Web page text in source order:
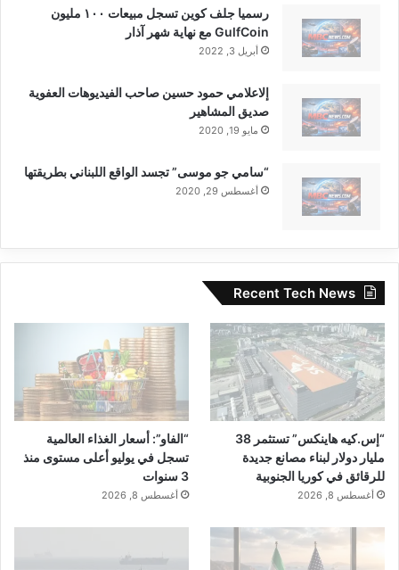
رسميا جلف كوين تسجل مبيعات ١٠٠ مليون
GulfCoin مع نهاية شهر آذار
أبريل 3, 2022
إلاعلامي حمود حسين صاحب الفيديوهات العفوية
صديق المشاهير
مايو 19, 2020
“سامي جو موسى” تجسد الواقع اللبناني بطريقتها
أغسطس 29, 2020
Recent Tech News
“إس.كيه هاينكس” تستثمر 38
مليار دولار لبناء مصانع جديدة
للرقائق في كوريا الجنوبية
أغسطس 8, 2026
“الفاو”: أسعار الغذاء العالمية
تسجل في يوليو أعلى مستوى منذ
3 سنوات
أغسطس 8, 2026